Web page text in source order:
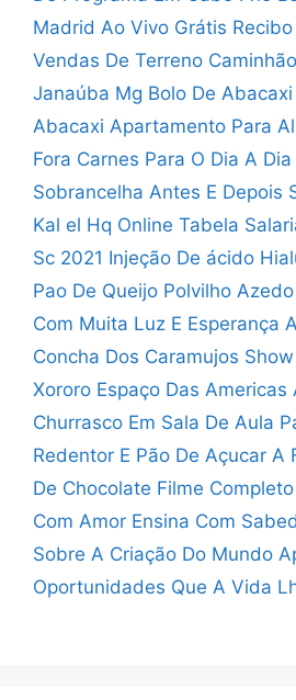
Madrid Ao Vivo Grátis
Vendas De Terreno
Janaúba Mg Bolo De
Abacaxi Apartamento Para
Fora Carnes Para O Dia A Dia
Sobrancelha Antes E Depois
Kal el Hq Online Tabela
Sc 2021 Injeção De ácido
Pao De Queijo Polvilho
Com Muita Luz E Esperança
Concha Dos Caramujos
Xororo Espaço Das Americas
Churrasco Em Sala De Aula
Redentor E Pão De Açucar A
De Chocolate Filme
Com Amor Ensina Com
Sobre A Criação Do Mundo
Oportunidades Que A Vida